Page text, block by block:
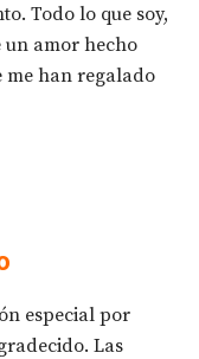
Todo lo que soy,
un amor hecho
me han regalado
especial por
Las